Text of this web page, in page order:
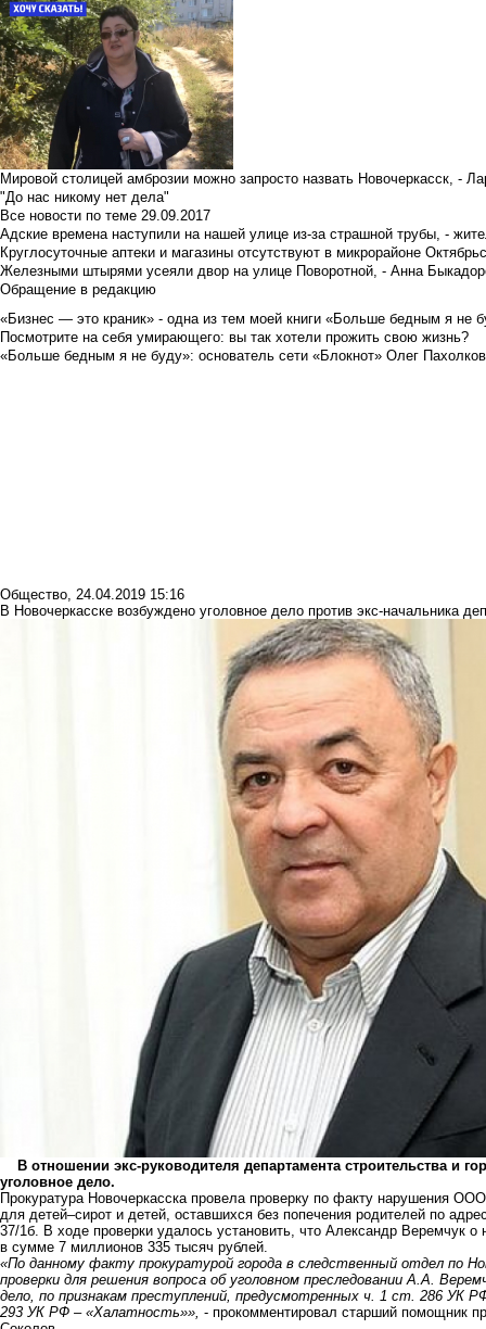
Мировой столицей амброзии можно запросто назвать Новочеркасск, -
"До нас никому нет дела"
Все новости по теме 29.09.2017
Адские времена наступили на нашей улице из-за страшной трубы, -
Круглосуточные аптеки и магазины отсутствуют в микрорайоне
Железными штырями усеяли двор на улице Поворотной, - Анна
Обращение в редакцию
«Бизнес — это краник» - одна из тем моей книги «Больше бедным я не
Посмотрите на себя умирающего: вы так хотели прожить свою жизнь?
«Больше бедным я не буду»: основатель сети «Блокнот» Олег Пахолков
Общество, 24.04.2019 15:16
В Новочеркасске возбуждено уголовное дело против экс-начальника
В отношении экс-руководителя департамента строительства и
уголовное дело.
Прокуратура Новочеркасска провела проверку по факту нарушения
для детей–сирот и детей, оставшихся без попечения родителей по
37/1б. В ходе проверки удалось установить, что Александр Веремчук
в сумме 7 миллионов 335 тысяч рублей.
«По данному факту прокуратурой города в следственный отдел по
проверки для решения вопроса об уголовном преследовании А.А.
дело, по признакам преступлений, предусмотренных ч. 1 ст. 286
293 УК РФ – «Халатность»», - прокомментировал старший помощник